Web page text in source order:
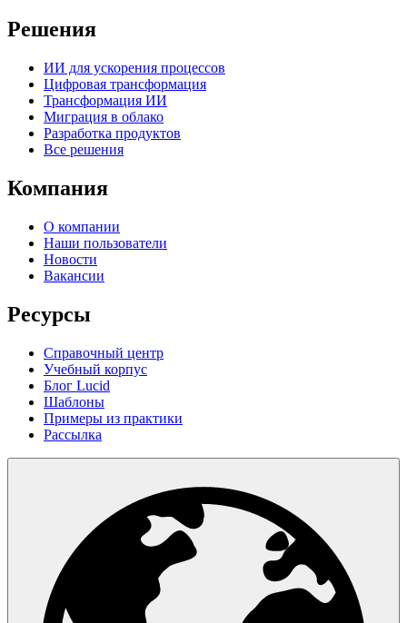
Решения
ИИ для ускорения процессов
Цифровая трансформация
Трансформация ИИ
Миграция в облако
Разработка продуктов
Все решения
Компания
О компании
Наши пользователи
Новости
Вакансии
Ресурсы
Справочный центр
Учебный корпус
Блог Lucid
Шаблоны
Примеры из практики
Рассылка